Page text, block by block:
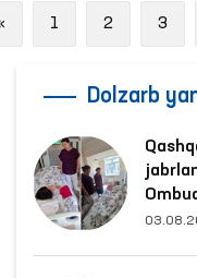
Previous
1 2 3
Dolzarb